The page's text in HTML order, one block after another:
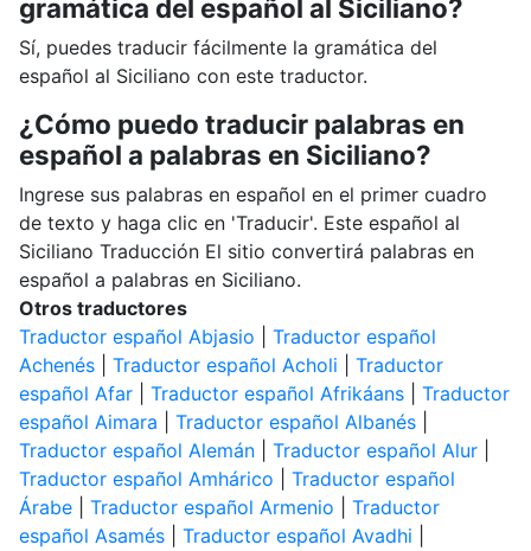
gramática del español al Siciliano?
Sí, puedes traducir fácilmente la gramática del
español al Siciliano con este traductor.
¿Cómo puedo traducir palabras en
español a palabras en Siciliano?
Ingrese sus palabras en español en el primer cuadro
de texto y haga clic en 'Traducir'. Este español al
Siciliano Traducción El sitio convertirá palabras en
español a palabras en Siciliano.
Otros traductores
Traductor español Abjasio
Traductor español
Achenés| Traductor español Acholi
Traductor
español Afar| Traductor español Afrikáans| Traductor
español Aimara
Traductor español Albanés|
Traductor español Alemán| Traductor español Alur|
Traductor español Amhárico
Traductor español
Árabe| Traductor español Armenio
Traductor
español Asamés| Traductor español Avadhi